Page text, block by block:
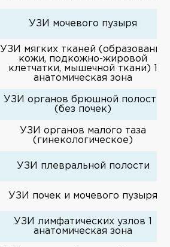
УЗИ мочевого пузыря
УЗИ мягких тканей (образования
кожи, подкожно-жировой
клетчатки, мышечной ткани) 1
анатомическая зона
УЗИ органов брюшной полости
(без почек)
УЗИ органов малого таза
(гинекологическое)
УЗИ плевральной полости
УЗИ почек и мочевого пузыря
УЗИ лимфатических узлов 1
анатомическая зона